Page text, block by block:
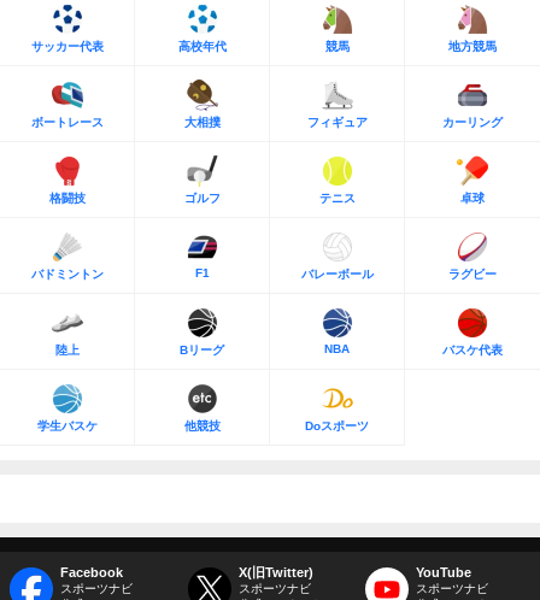
サッカー代表 高校年代 競馬 地方競馬
ボートレース 大相撲 フィギュア カーリング
格闘技 ゴルフ テニス 卓球
バドミントン F1 バレーボール ラグビー
陸上 Bリーグ NBA バスケ代表
学生バスケ 他競技 Doスポーツ
Facebook
スポーツナビ
X(旧Twitter)
スポーツナビ
YouTube
スポーツナビ